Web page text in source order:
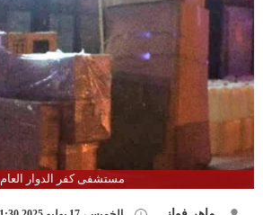
مستشفى كفر الدوار العام